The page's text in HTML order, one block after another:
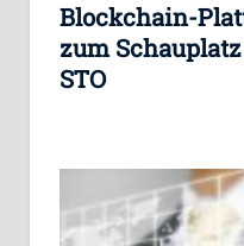
Blockchain-
zum
STO